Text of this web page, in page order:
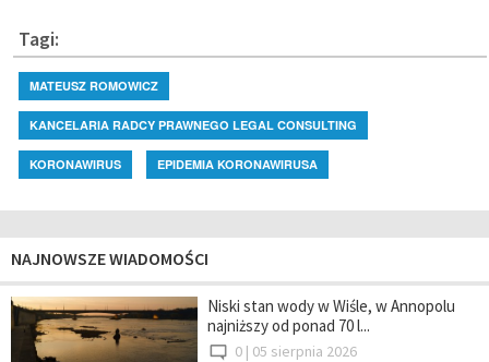
Tagi:
MATEUSZ ROMOWICZ
KANCELARIA RADCY PRAWNEGO LEGAL CONSULTING
KORONAWIRUS EPIDEMIA KORONAWIRUSA
NAJNOWSZE WIADOMOŚCI
Niski stan wody w Wiśle, w Annopolu
najniższy od ponad 70 l...
0 | 05 sierpnia 2026